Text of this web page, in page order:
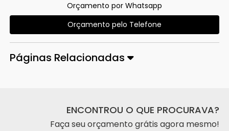
Orçamento por Whatsapp
Orçamento pelo Telefone
Páginas Relacionadas
ENCONTROU O QUE PROCURAVA?
Faça seu orçamento grátis agora mesmo!